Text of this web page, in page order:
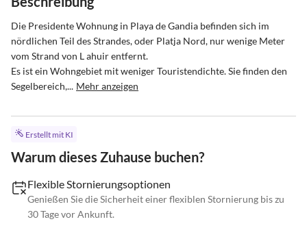
Die Presidente Wohnung in Playa de Gandia befinden sich im
nördlichen Teil des Strandes, oder Platja Nord, nur wenige Meter
vom Strand von L ahuir entfernt.
Es ist ein Wohngebiet mit weniger Touristendichte. Sie finden den
Segelbereich,... Mehr anzeigen
Erstellt mit KI
Warum dieses Zuhause buchen?
Flexible Stornierungsoptionen
Genießen Sie die Sicherheit einer flexiblen Stornierung bis zu
30 Tage vor Ankunft.